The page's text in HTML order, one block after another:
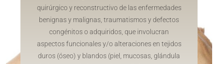
quirúrgico y reconstructivo de las enfermedades
benignas y malignas, traumatismos y defectos
congénitos o adquiridos, que involucran
aspectos funcionales y/o alteraciones en tejidos
duros (óseo) y blandos (piel, mucosas, glándula